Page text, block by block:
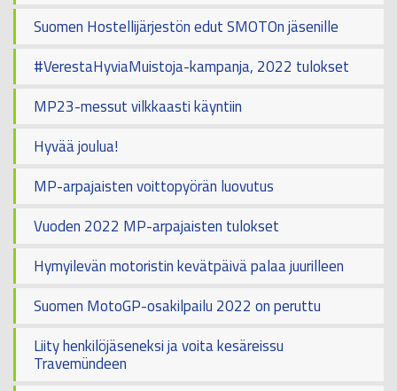
Suomen Hostellijärjestön edut SMOTOn jäsenille
#VerestaHyviaMuistoja-kampanja, 2022 tulokset
MP23-messut vilkkaasti käyntiin
Hyvää joulua!
MP-arpajaisten voittopyörän luovutus
Vuoden 2022 MP-arpajaisten tulokset
Hymyilevän motoristin kevätpäivä palaa juurilleen
Suomen MotoGP-osakilpailu 2022 on peruttu
Liity henkilöjäseneksi ja voita kesäreissu
Travemündeen